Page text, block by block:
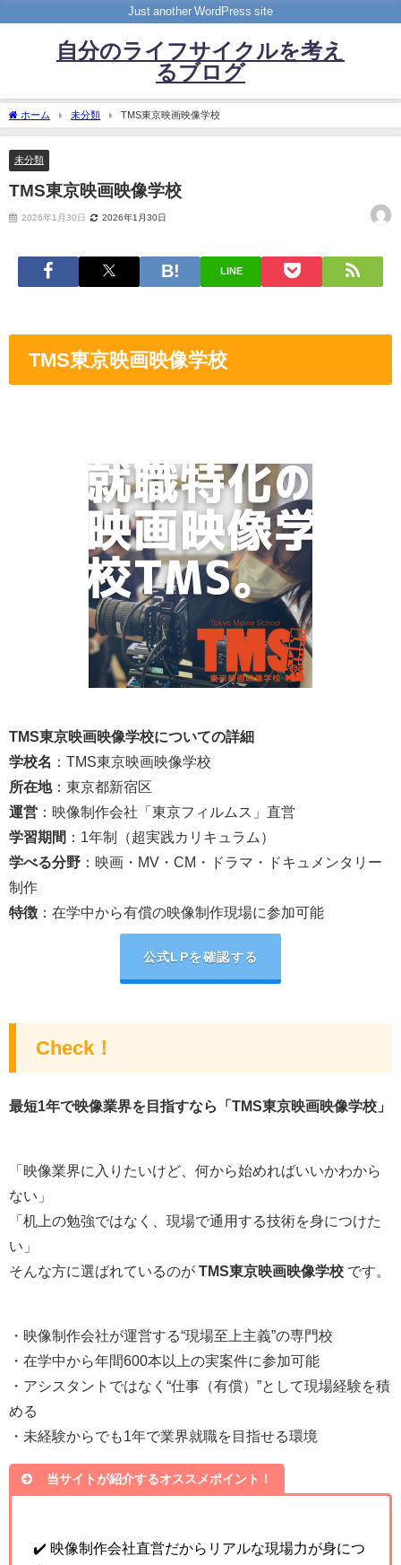
Just another WordPress site
自分のライフサイクルを考え
るブログ
ホーム 未分類 TMS東京映画映像学校
未分類
TMS東京映画映像学校
2026年1月30日 2026年1月30日
LINE
TMS東京映画映像学校
TMS東京映画映像学校についての詳細
学校名 ：TMS東京映画映像学校
所在地：東京都新宿区
運営 ：映像制作会社「東京フィルムス」直営
学習期間 ：1年制（超実践カリキュラム）
学べる分野 ：映画・MV・CM・ドラマ・ドキュメンタリー
制作
特徴 ：在学中から有償の映像制作現場に参加可能
公式LPを確認する
Check！
最短1年で映像業界を目指すなら「TMS東京映画映像学校」
「映像業界に入りたいけど、何から始めればいいかわから
ない」
「机上の勉強ではなく、現場で通用する技術を身につけた
い」
そんな方に選ばれているのが TMS東京映画映像学校 です。
・映像制作会社が運営する“現場至上主義”の専門校
・在学中から年間600本以上の実案件に参加可能
・アシスタントではなく“仕事（有償）”として現場経験を積
める
・未経験からでも1年で業界就職を目指せる環境
当サイトが紹介するオススメポイント！
✔️ 映像制作会社直営だからリアルな現場力が身につ